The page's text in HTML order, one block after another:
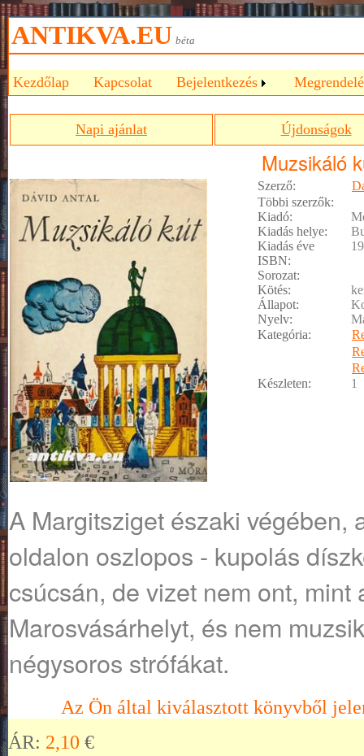
ANTIKVA.EU béta
Kezdőlap Kapcsolat Bejelentkezés
Napi ajánlat Újdonságok
Muzsikáló
Szerző:
Többi szerzők:
Kiadó:
Kiadás helye:
Kiadás éve
ISBN:
Sorozat:
Kötés:
Állapot:
Nyelv:
Kategória:
Készleten:
1
A Margitsziget északi végében,
oldalon oszlopos - kupolás
csúcsán, de vizet nem ont, mint
Marosvásárhelyt, és nem
négysoros strófákat.
Az Ön által kiválasztott könyvből
ÁR: 2,10 €